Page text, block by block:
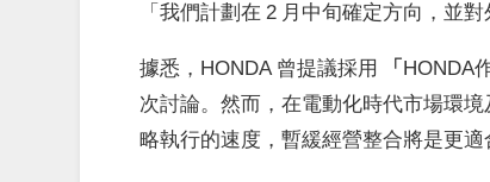
「我們計劃在 2 月中旬確定方向，並對
據悉，HONDA 曾提議採用 「 HONDA
次討論。然而，在電動化時代市場環
略執行的速度，暫緩經營整合將是更適